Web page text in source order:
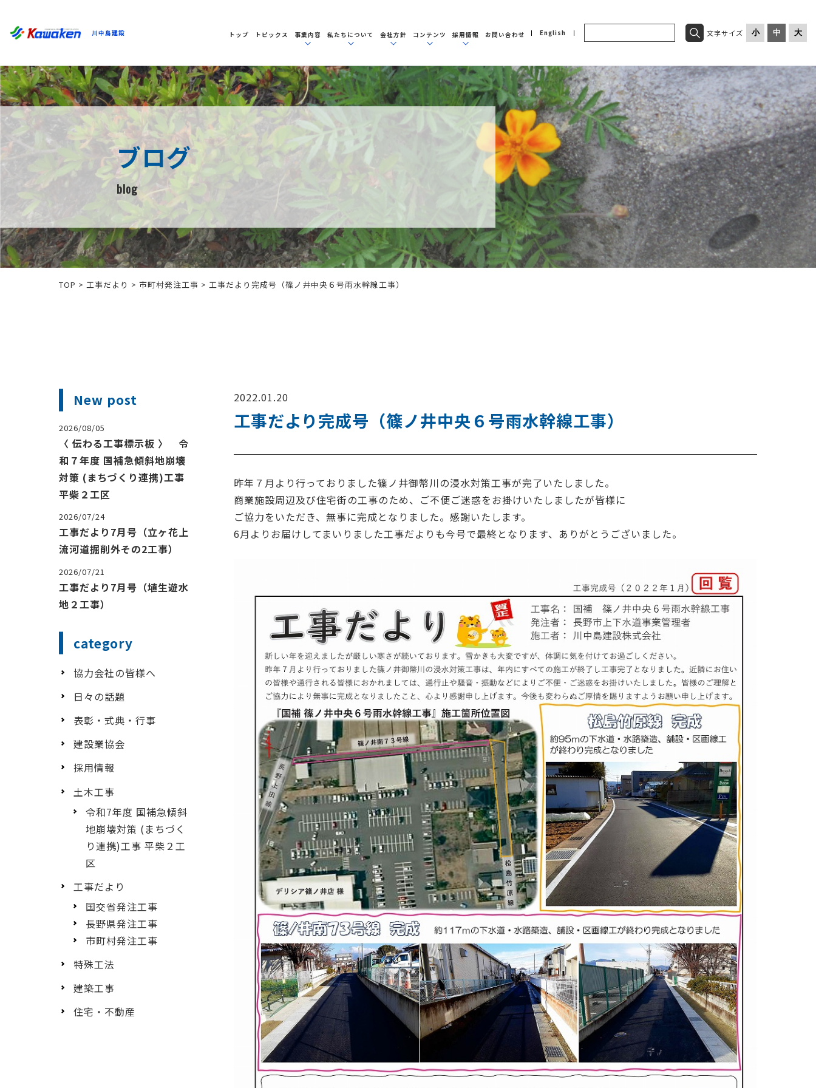
川中島建設 トップ トピックス 事業内容 私たちについて 会社方針 コンテンツ 採用情報 お問い合わせ English 文字サイズ 小 中 大
ブログ
blog
TOP > 工事だより > 市町村発注工事 > 工事だより完成号（篠ノ井中央６号雨水幹線工事）
2022.01.20
工事だより完成号（篠ノ井中央６号雨水幹線工事）
昨年７月より行っておりました篠ノ井御幣川の浸水対策工事が完了いたしました。
商業施設周辺及び住宅街の工事のため、ご不便ご迷惑をお掛けいたしましたが皆様に
ご協力をいただき、無事に完成となりました。感謝いたします。
6月よりお届けしてまいりました工事だよりも今号で最終となります、ありがとうございました。
New post
2026/08/05
〈 伝わる工事標示板 〉 令
和７年度 国補急傾斜地崩壊
対策 (まちづくり連携)工事
平柴２工区
2026/07/24
工事だより7月号（立ヶ花上
流河道掘削外その2工事）
2026/07/21
工事だより7月号（埴生遊水
地２工事）
category
協力会社の皆様へ
日々の話題
表彰・式典・行事
建設業協会
採用情報
土木工事
令和7年度 国補急傾斜
地崩壊対策 (まちづく
り連携)工事 平柴２工
区
工事だより
国交省発注工事
長野県発注工事
市町村発注工事
特殊工法
建築工事
住宅・不動産